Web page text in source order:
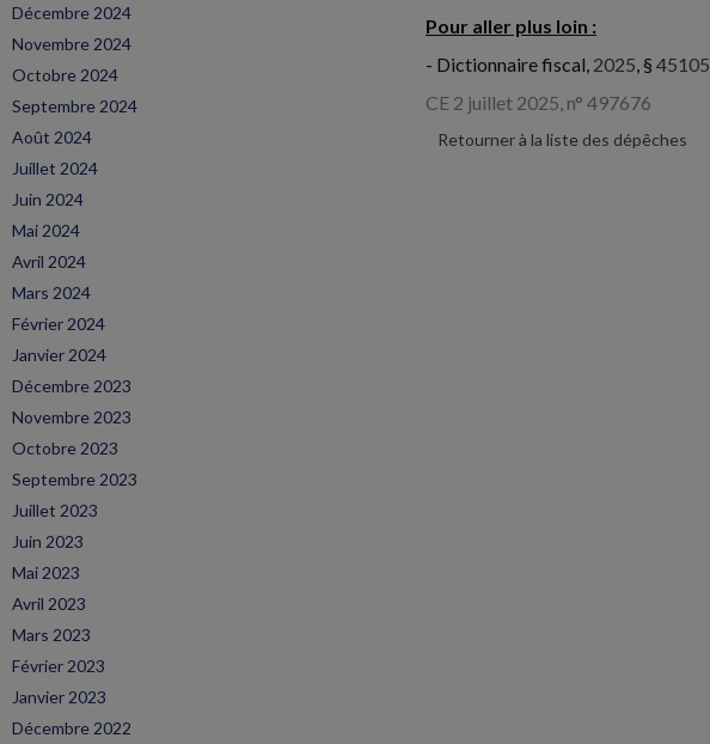
Décembre 2024
Novembre 2024
Octobre 2024
Septembre 2024
Août 2024
Juillet 2024
Juin 2024
Mai 2024
Avril 2024
Mars 2024
Février 2024
Janvier 2024
Décembre 2023
Novembre 2023
Octobre 2023
Septembre 2023
Juillet 2023
Juin 2023
Mai 2023
Avril 2023
Mars 2023
Février 2023
Janvier 2023
Décembre 2022
Pour aller plus loin :
- Dictionnaire fiscal, 2025, § 45105
CE 2 juillet 2025, n° 497676
Retourner à la liste des dépêches